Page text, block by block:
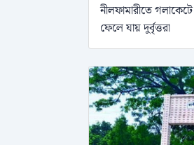
নীলফামারীতে
ফেলে যায় দুর্বৃত্তরা